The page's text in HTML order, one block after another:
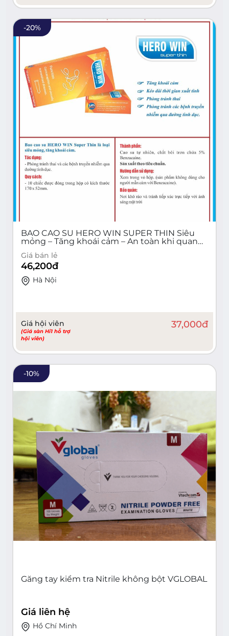
-20%
BAO CAO SU HERO WIN SUPER THIN Siêu
mỏng – Tăng khoái cảm – An toàn khi quan
Giá bán lẻ
46,200đ
Hà Nội
Giá hội viên
(Giá sàn Hi1 hỗ trợ
hội viên)
37,000đ
-10%
Găng tay kiểm tra Nitrile không bột VGLOBAL
Giá liên hệ
Hồ Chí Minh